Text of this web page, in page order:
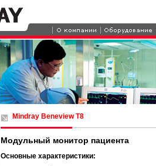
Mindray Beneview T8
Модульный монитор пациента
Основные характеристики: